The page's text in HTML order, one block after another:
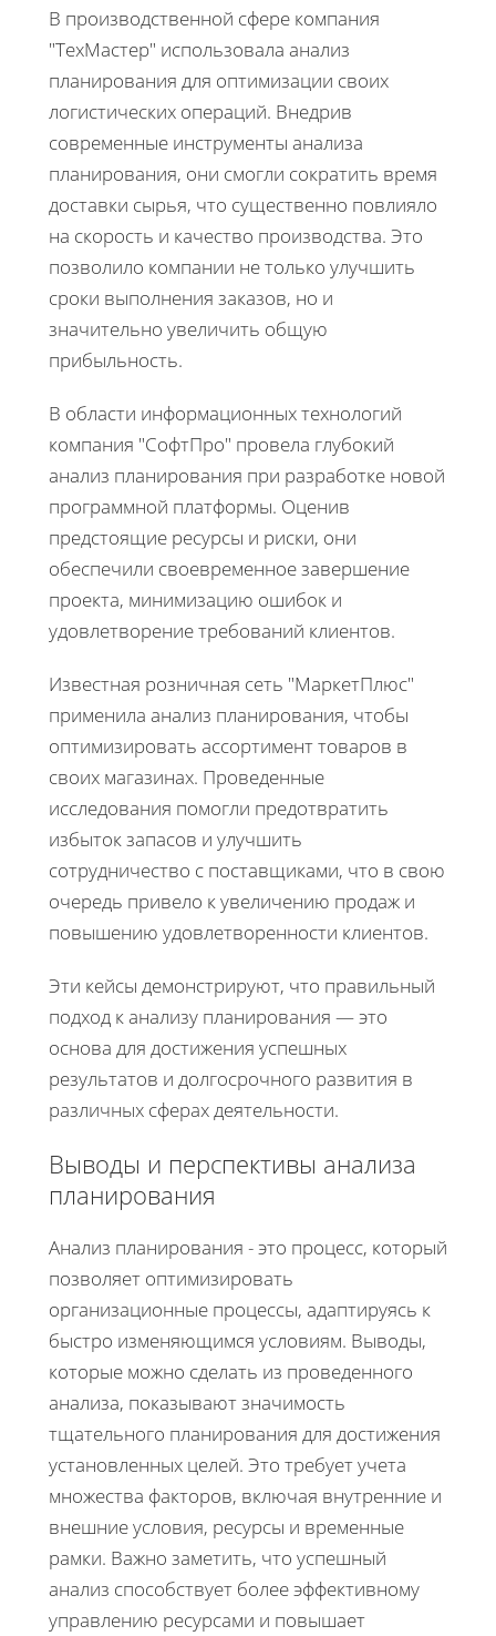
В производственной сфере компания
"ТехМастер" использовала анализ
планирования для оптимизации своих
логистических операций. Внедрив
современные инструменты анализа
планирования, они смогли сократить время
доставки сырья, что существенно повлияло
на скорость и качество производства. Это
позволило компании не только улучшить
сроки выполнения заказов, но и
значительно увеличить общую
прибыльность.
В области информационных технологий
компания "СофтПро" провела глубокий
анализ планирования при разработке новой
программной платформы. Оценив
предстоящие ресурсы и риски, они
обеспечили своевременное завершение
проекта, минимизацию ошибок и
удовлетворение требований клиентов.
Известная розничная сеть "МаркетПлюс"
применила анализ планирования, чтобы
оптимизировать ассортимент товаров в
своих магазинах. Проведенные
исследования помогли предотвратить
избыток запасов и улучшить
сотрудничество с поставщиками, что в свою
очередь привело к увеличению продаж и
повышению удовлетворенности клиентов.
Эти кейсы демонстрируют, что правильный
подход к анализу планирования — это
основа для достижения успешных
результатов и долгосрочного развития в
различных сферах деятельности.
Выводы и перспективы анализа
планирования
Анализ планирования - это процесс, который
позволяет оптимизировать
организационные процессы, адаптируясь к
быстро изменяющимся условиям. Выводы,
которые можно сделать из проведенного
анализа, показывают значимость
тщательного планирования для достижения
установленных целей. Это требует учета
множества факторов, включая внутренние и
внешние условия, ресурсы и временные
рамки. Важно заметить, что успешный
анализ способствует более эффективному
управлению ресурсами и повышает